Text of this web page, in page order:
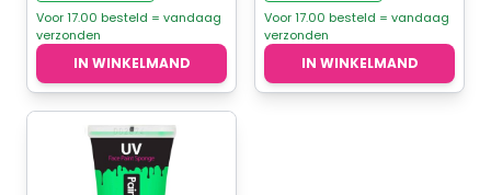
Voor 17.00 besteld = vandaag
verzonden
IN WINKELMAND
Voor 17.00 besteld = vandaag
verzonden
IN WINKELMAND